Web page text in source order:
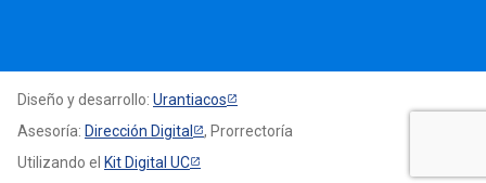
Diseño y desarrollo: Urantiacos
Asesoría: Dirección Digital
, Prorrectoría
Utilizando el Kit Digital UC